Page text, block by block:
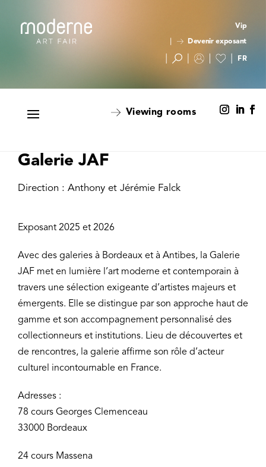
Vip
Devenir exposant
Viewing rooms
Galerie JAF
Direction : Anthony et Jérémie Falck
Exposant 2025 et 2026
Avec des galeries à Bordeaux et à Antibes, la Galerie
JAF met en lumière l’art moderne et contemporain à
travers une sélection exigeante d’artistes majeurs et
émergents. Elle se distingue par son approche haut de
gamme et son accompagnement personnalisé des
collectionneurs et institutions. Lieu de découvertes et
de rencontres, la galerie affirme son rôle d’acteur
culturel incontournable en France.
Adresses :
78 cours Georges Clemenceau
33000 Bordeaux
24 cours Massena